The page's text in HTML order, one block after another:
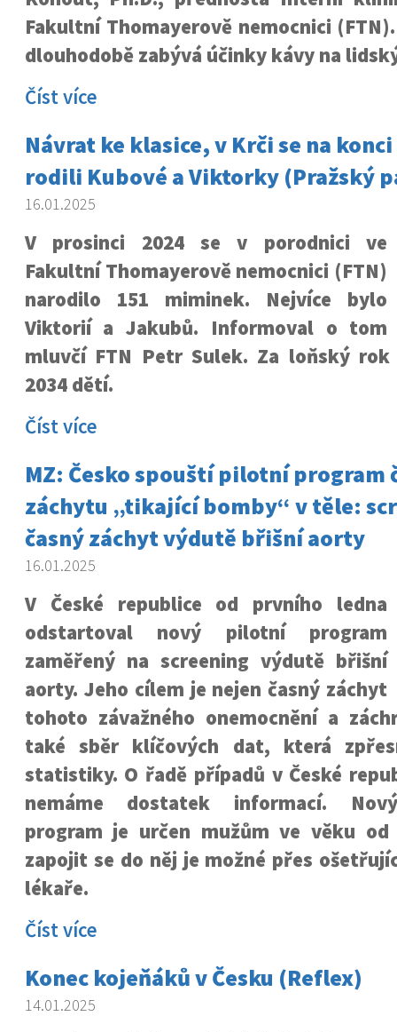
Fakultní Thomayerově nemocnici
dlouhodobě zabývá účinky kávy na
Číst více
Návrat ke klasice, v Krči se na
rodili Kubové a Viktorky (Pražský
16.01.2025
V prosinci 2024 se v porodnici ve
Fakultní Thomayerově nemocnici (FTN)
narodilo 151 miminek. Nejvíce bylo
Viktorií a Jakubů. Informoval o tom
mluvčí FTN Petr Sulek. Za loňský
2034 dětí.
Číst více
MZ: Česko spouští pilotní program
záchytu „tikající bomby“ v těle:
časný záchyt výdutě břišní aorty
16.01.2025
V České republice od prvního ledna
odstartoval nový pilotní program
zaměřený na screening výdutě břišní
aorty. Jeho cílem je nejen časný záchyt
tohoto závažného onemocnění a
také sběr klíčových dat, která
statistiky. O řadě případů v České
nemáme dostatek informací.
program je určen mužům ve věku
zapojit se do něj je možné přes
lékaře.
Číst více
Konec kojeňáků v Česku (Reflex)
14.01.2025